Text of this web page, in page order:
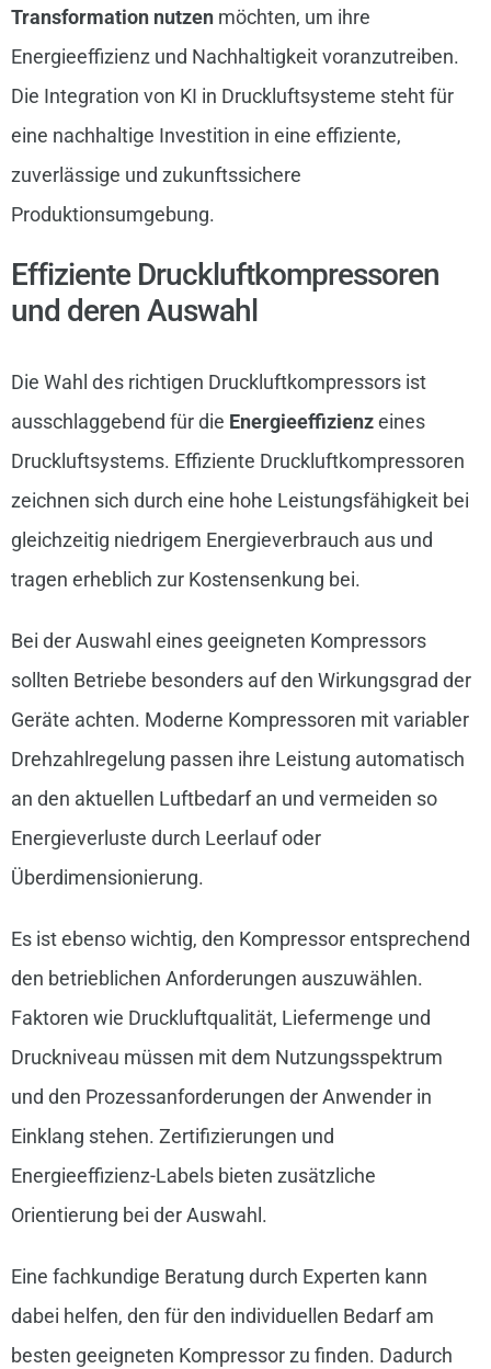
Transformation nutzenmöchten, um ihre
Energieeffizienz und Nachhaltigkeit voranzutreiben.
Die Integration von KI in Druckluftsysteme steht für
eine nachhaltige Investition in eine effiziente,
zuverlässige und zukunftssichere
Produktionsumgebung.
Effiziente Druckluftkompressoren
und deren Auswahl
Die Wahl des richtigen Druckluftkompressors ist
ausschlaggebend für die Energieeffizienzeines
Druckluftsystems. Effiziente Druckluftkompressoren
zeichnen sich durch eine hohe Leistungsfähigkeit bei
gleichzeitig niedrigem Energieverbrauch aus und
tragen erheblich zur Kostensenkung bei.
Bei der Auswahl eines geeigneten Kompressors
sollten Betriebe besonders auf den Wirkungsgrad der
Geräte achten. Moderne Kompressoren mit variabler
Drehzahlregelung passen ihre Leistung automatisch
an den aktuellen Luftbedarf an und vermeiden so
Energieverluste durch Leerlauf oder
Überdimensionierung.
Es ist ebenso wichtig, den Kompressor entsprechend
den betrieblichen Anforderungen auszuwählen.
Faktoren wie Druckluftqualität, Liefermenge und
Druckniveau müssen mit dem Nutzungsspektrum
und den Prozessanforderungen der Anwender in
Einklang stehen. Zertifizierungen und
Energieeffizienz-Labels bieten zusätzliche
Orientierung bei der Auswahl.
Eine fachkundige Beratung durch Experten kann
dabei helfen, den für den individuellen Bedarf am
besten geeigneten Kompressor zu finden. Dadurch